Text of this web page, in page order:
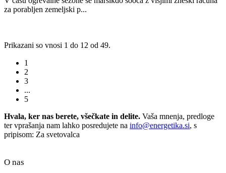
za porabljen zemeljski p...
Prikazani so vnosi 1 do 12 od 49.
1
2
3
...
5
Hvala, ker nas berete, všečkate in delite. Vaša mnenja, predloge
ter vprašanja nam lahko posredujete na info@energetika.si, s
pripisom: Za svetovalca
O nas